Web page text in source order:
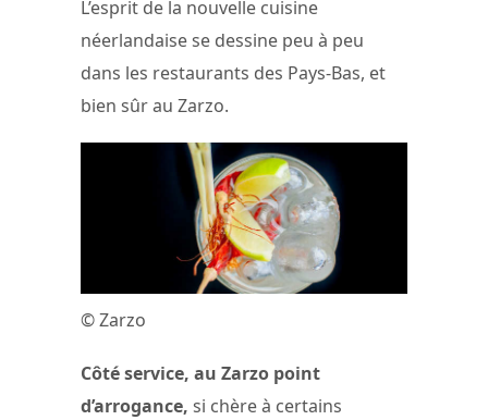
L’esprit de la nouvelle cuisine
néerlandaise se dessine peu à peu
dans les restaurants des Pays-Bas, et
bien sûr au Zarzo.
© Zarzo
Côté service, au Zarzo point
d’arrogance, si chère à certains